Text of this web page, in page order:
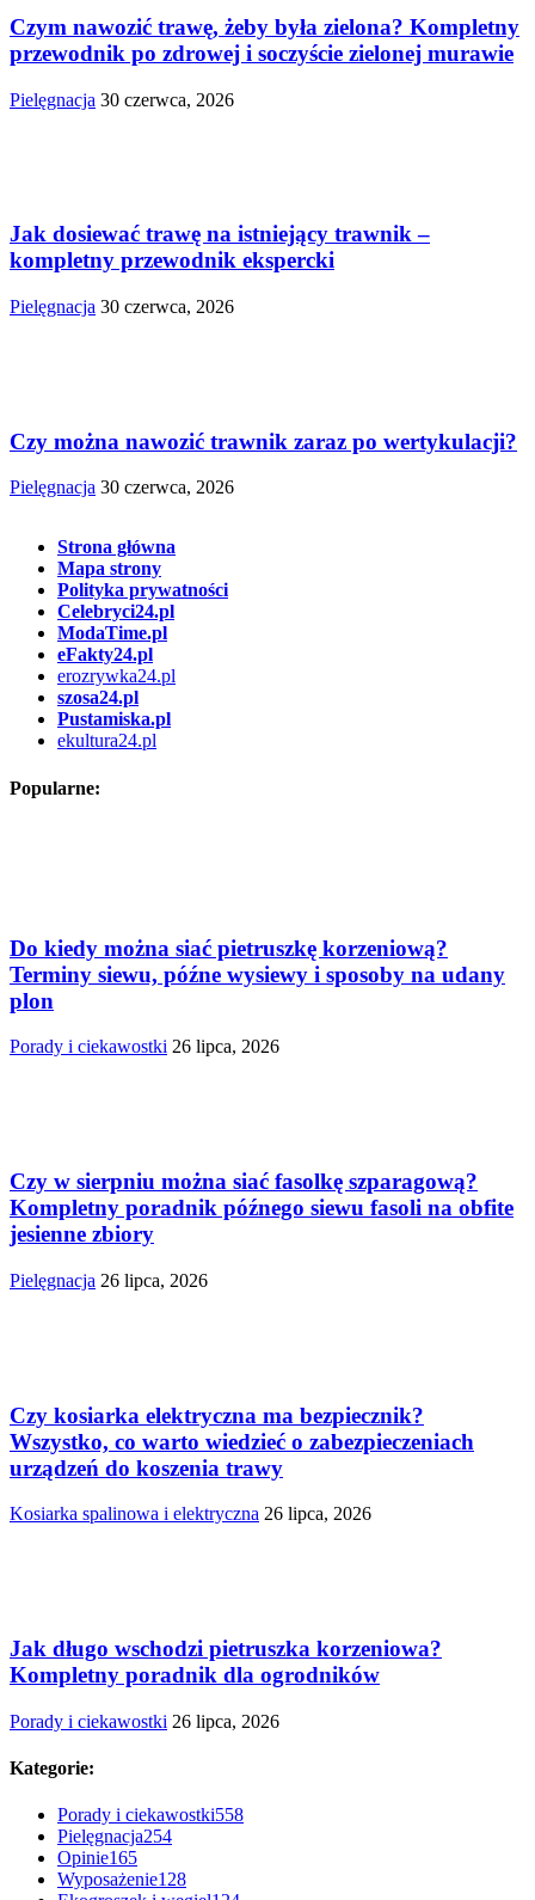
Czym nawozić trawę, żeby była zielona? Kompletny
przewodnik po zdrowej i soczyście zielonej murawie
Pielęgnacja 30 czerwca, 2026
Jak dosiewać trawę na istniejący trawnik –
kompletny przewodnik ekspercki
Pielęgnacja 30 czerwca, 2026
Czy można nawozić trawnik zaraz po wertykulacji?
Pielęgnacja 30 czerwca, 2026
Strona główna
Mapa strony
Polityka prywatności
Celebryci24.pl
ModaTime.pl
eFakty24.pl
erozrywka24.pl
szosa24.pl
Pustamiska.pl
ekultura24.pl
Popularne:
Do kiedy można siać pietruszkę korzeniową?
Terminy siewu, późne wysiewy i sposoby na udany
plon
Porady i ciekawostki 26 lipca, 2026
Czy w sierpniu można siać fasolkę szparagową?
Kompletny poradnik późnego siewu fasoli na obfite
jesienne zbiory
Pielęgnacja 26 lipca, 2026
Czy kosiarka elektryczna ma bezpiecznik?
Wszystko, co warto wiedzieć o zabezpieczeniach
urządzeń do koszenia trawy
Kosiarka spalinowa i elektryczna 26 lipca, 2026
Jak długo wschodzi pietruszka korzeniowa?
Kompletny poradnik dla ogrodników
Porady i ciekawostki 26 lipca, 2026
Kategorie:
Porady i ciekawostki558
Pielęgnacja254
Opinie165
Wyposażenie128